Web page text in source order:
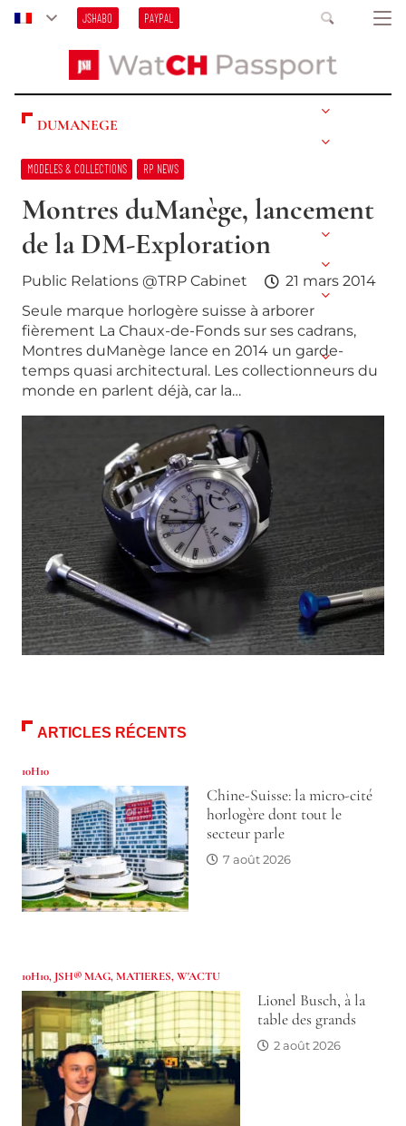
JSHABO PAYPAL
DUMANEGE
MODELES & COLLECTIONS RP NEWS
Montres duManège, lancement
de la DM-Exploration
Public Relations @TRP Cabinet
21 mars 2014
Seule marque horlogère suisse à arborer
fièrement La Chaux-de-Fonds sur ses cadrans,
Montres duManège lance en 2014 un garde-
temps quasi architectural. Les collectionneurs du
monde en parlent déjà, car la…
ARTICLES RÉCENTS
10H10
Chine-Suisse: la micro-cité
horlogère dont tout le
secteur parle
7 août 2026
10H10, JSH® MAG,MATIERES,W'ACTU
Lionel Busch, à la
table des grands
2 août 2026